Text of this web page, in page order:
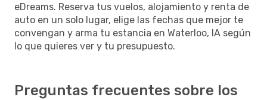
eDreams. Reserva tus vuelos, alojamiento y renta de
auto en un solo lugar, elige las fechas que mejor te
convengan y arma tu estancia en Waterloo, IA según
lo que quieres ver y tu presupuesto.
Preguntas frecuentes sobre los